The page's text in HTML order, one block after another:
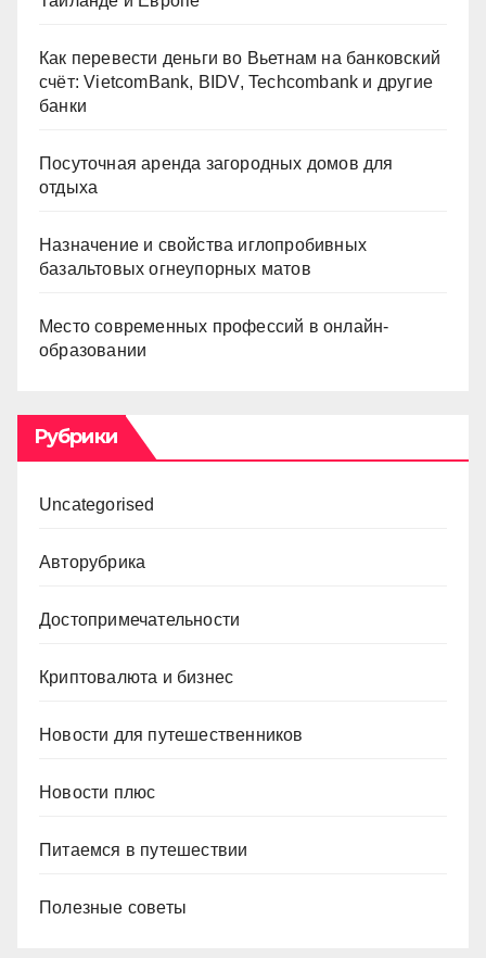
Как перевести деньги во Вьетнам на банковский
счёт: VietcomBank, BIDV, Techcombank и другие
банки
Посуточная аренда загородных домов для
отдыха
Назначение и свойства иглопробивных
базальтовых огнеупорных матов
Место современных профессий в онлайн-
образовании
Рубрики
Uncategorised
Авторубрика
Достопримечательности
Криптовалюта и бизнес
Новости для путешественников
Новости плюс
Питаемся в путешествии
Полезные советы